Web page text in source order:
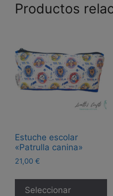
Productos
Estuche escolar
«Patrulla canina»
21,00 €
Seleccionar